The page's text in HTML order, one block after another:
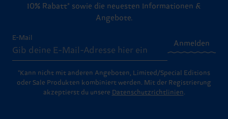
10% Rabatt* sowie die neuesten Informationen &
Angebote.
E-Mail
Anmelden
*Kann nicht mit anderen Angeboten, Limited/Special Editions
oder Sale Produkten kombiniert werden. Mit der Registrierung
akzeptierst du unsere Datenschutzrichtlinien.